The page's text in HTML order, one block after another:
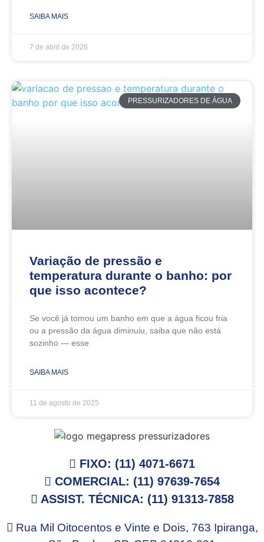
SAIBA MAIS
7 de abril de 2026
PRESSURIZADORES DE ÁGUA
Variação de pressão e
temperatura durante o banho: por
que isso acontece?
Se você já tomou um banho em que a água ficou fria
ou a pressão da água diminuiu, saiba que não está
sozinho — esse
SAIBA MAIS
11 de agosto de 2025
FIXO: (11) 4071-6671
COMERCIAL: (11) 97639-7654
ASSIST. TÉCNICA: (11) 91313-7858
Rua Mil Oitocentos e Vinte e Dois, 763 Ipiranga,